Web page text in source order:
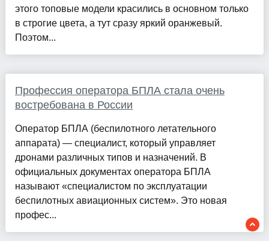
этого топовые модели красились в основном только
в строгие цвета, а тут сразу яркий оранжевый.
Поэтом...
Профессия оператора БПЛА стала очень
востребована в России
Оператор БПЛА (беспилотного летательного
аппарата) — специалист, который управляет
дронами различных типов и назначений. В
официальных документах оператора БПЛА
называют «специалистом по эксплуатации
беспилотных авиационных систем». Это новая
профес...